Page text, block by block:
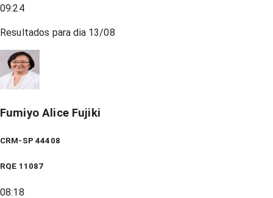
09:24
Resultados para dia 13/08
Fumiyo Alice Fujiki
CRM-SP 44408
RQE 11087
08:18